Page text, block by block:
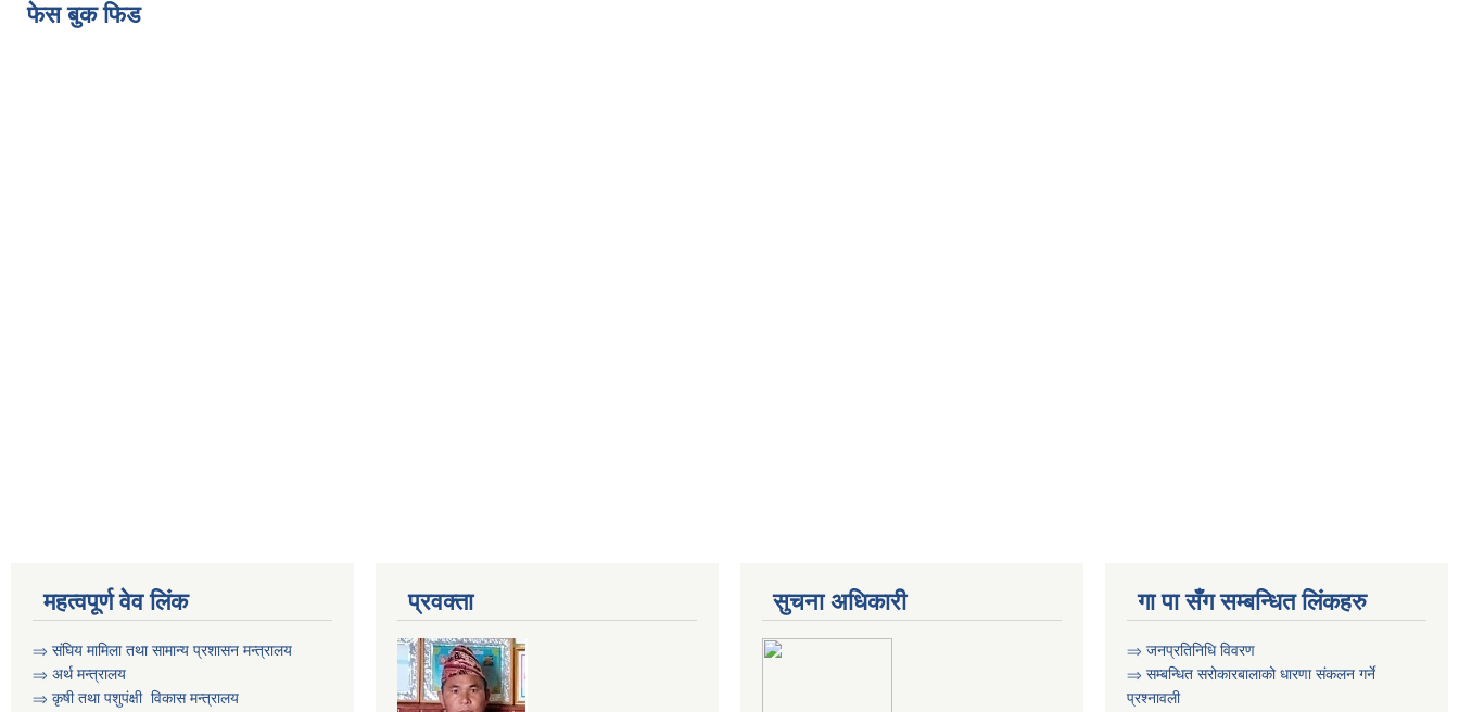
फेस बुक फिड
महत्वपूर्ण वेव लिंक
⇒ संघिय मामिला तथा सामान्य प्रशासन मन्त्रालय
⇒ अर्थ मन्त्रालय
⇒ कृषी तथा पशुप‌ंक्षी विकास मन्त्रालय
प्रवक्ता सुचना अधिकारी गा पा सँग सम्बन्धित लिंकहरु
⇒ जनप्रतिनिधि विवरण
⇒ सम्बन्धित सरोकारबालाको धारणा संकलन गर्ने
प्रश्नावली